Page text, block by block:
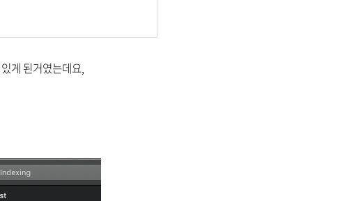
게 된거였는데요,